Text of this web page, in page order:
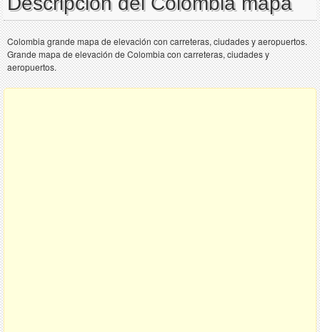
Colombia grande mapa de elevación con carreteras, ciudades y aeropuertos.
Grande mapa de elevación de Colombia con carreteras, ciudades y
aeropuertos.